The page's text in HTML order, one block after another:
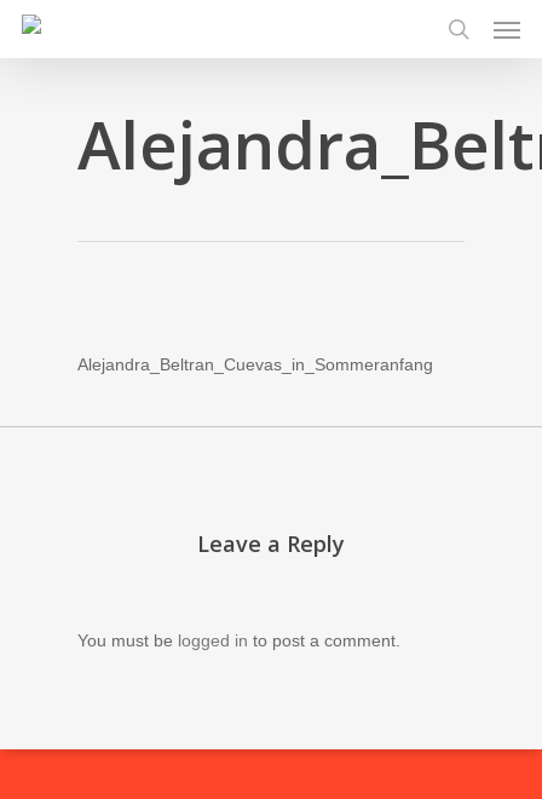
Skip
search
Alejandra_Beltran_Cuevas_in_Sommeranfang
Leave a Reply
You must be logged in to post a comment.